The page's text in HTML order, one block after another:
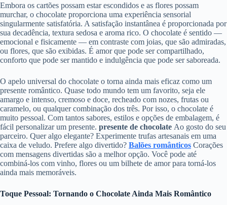
Embora os cartões possam estar escondidos e as flores possam
murchar, o chocolate proporciona uma experiência sensorial
singularmente satisfatória. A satisfação instantânea é proporcionada por
sua decadência, textura sedosa e aroma rico. O chocolate é sentido —
emocional e fisicamente — em contraste com joias, que são admiradas,
ou flores, que são exibidas. É amor que pode ser compartilhado,
conforto que pode ser mantido e indulgência que pode ser saboreada.
O apelo universal do chocolate o torna ainda mais eficaz como um
presente romântico. Quase todo mundo tem um favorito, seja ele
amargo e intenso, cremoso e doce, recheado com nozes, frutas ou
caramelo, ou qualquer combinação dos três. Por isso, o chocolate é
muito pessoal. Com tantos sabores, estilos e opções de embalagem, é
fácil personalizar um presente. presente de chocolate Ao gosto do seu
parceiro. Quer algo elegante? Experimente trufas artesanais em uma
caixa de veludo. Prefere algo divertido? Balões românticos Corações
com mensagens divertidas são a melhor opção. Você pode até
combiná-los com vinho, flores ou um bilhete de amor para torná-los
ainda mais memoráveis.
Toque Pessoal: Tornando o Chocolate Ainda Mais Romântico